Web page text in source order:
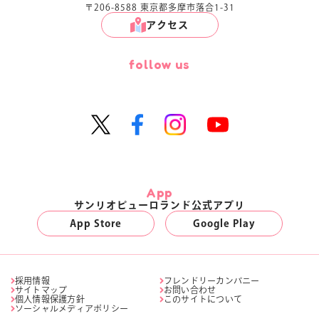
〒206-8588 東京都多摩市落合1-31
アクセス
follow us
App
サンリオピューロランド公式アプリ
App Store
Google Play
採用情報
フレンドリーカンパニー
サイトマップ
お問い合わせ
個人情報保護方針
このサイトについて
ソーシャルメディアポリシー